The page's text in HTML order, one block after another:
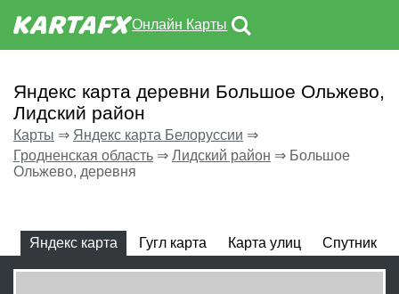
Онлайн Карты
Яндекс карта деревни Большое Ольжево,
Лидский район
Карты ⇒ Яндекс карта Белоруссии ⇒
Гродненская область ⇒ Лидский район ⇒ Большое
Ольжево, деревня
Яндекс карта Гугл карта Карта улиц Спутник